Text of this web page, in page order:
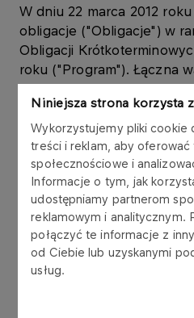
Niniejsza strona korzysta
Wykorzystujemy pliki cookie
treści i reklam, aby oferować
społecznościowe i
Informacje o tym, jak
udostępniamy partnerom
reklamowym i analitycznym.
połączyć te informacje z
od Ciebie lub uzyskanymi
usług.
W dniu 22 marca 2012
obligacje ("Obligacje") w
Obligacji
roku ("Program"). Łączna
Obligacji wynosi
czterdzieści dziewięć
złotych), w tym:
a) Emisja 195 obligacji o
19.500.000,00 zł (słownie:
pięćset tysięcy złotych) z
kwietnia 2012 roku, o
roku, została objęta przez
Gazownictwa Sp. z o.o., w